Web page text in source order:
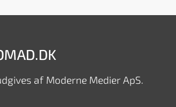
af Moderne Medier ApS.